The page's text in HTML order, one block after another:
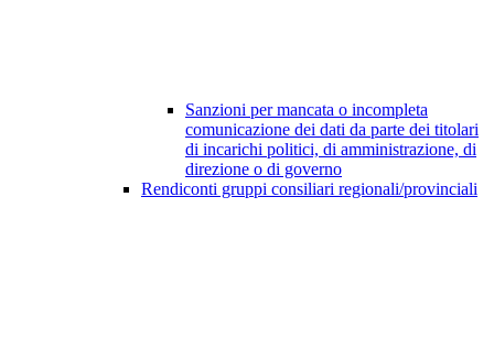
Sanzioni per mancata o incompleta
comunicazione dei dati da parte dei titolari
di incarichi politici, di amministrazione, di
direzione o di governo
Rendiconti gruppi consiliari regionali/provinciali